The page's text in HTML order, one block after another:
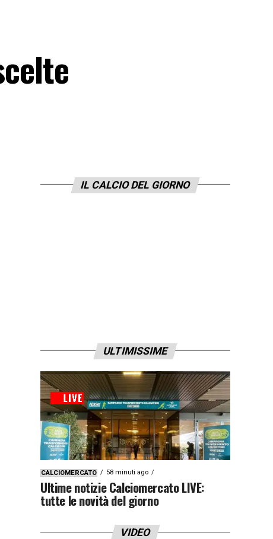
IL CALCIO DEL GIORNO
ULTIMISSIME
CALCIOMERCATO 58 minuti ago
Ultime notizie Calciomercato LIVE:
tutte le novità del giorno
VIDEO